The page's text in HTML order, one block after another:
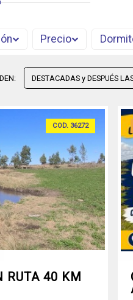
Precio
COD. 36272
RUTA 40 KM